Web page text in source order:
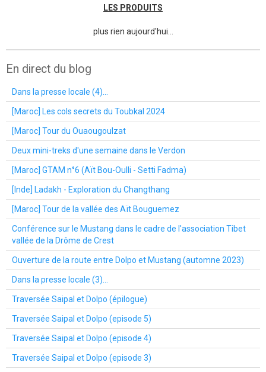
LES PRODUITS
plus rien aujourd'hui...
En direct du blog
Dans la presse locale (4)...
[Maroc] Les cols secrets du Toubkal 2024
[Maroc] Tour du Ouaougoulzat
Deux mini-treks d'une semaine dans le Verdon
[Maroc] GTAM n°6 (Aït Bou-Oulli - Setti Fadma)
[Inde] Ladakh - Exploration du Changthang
[Maroc] Tour de la vallée des Aït Bouguemez
Conférence sur le Mustang dans le cadre de l'association Tibet
vallée de la Drôme de Crest
Ouverture de la route entre Dolpo et Mustang (automne 2023)
Dans la presse locale (3)...
Traversée Saipal et Dolpo (épilogue)
Traversée Saipal et Dolpo (episode 5)
Traversée Saipal et Dolpo (episode 4)
Traversée Saipal et Dolpo (episode 3)